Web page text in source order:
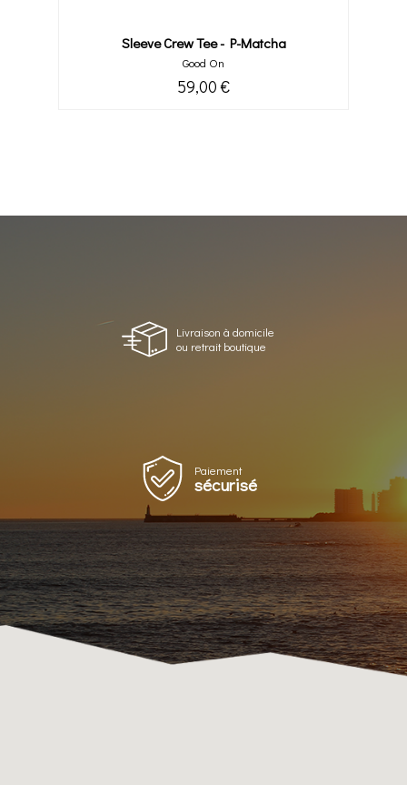
Sleeve Crew Tee - P-Matcha
Good On
59,00 €
Livraison à domicile
ou retrait boutique
Paiement
sécurisé